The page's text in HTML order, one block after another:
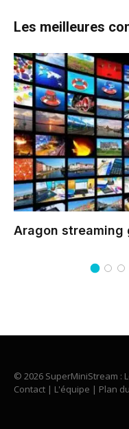
Les meilleures
Aragon streaming
© 2026 SuperMiniStream :
Contact | L'équipe | Plan